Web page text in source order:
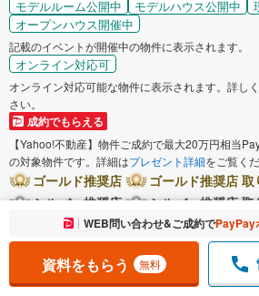
モデルルーム公開中 モデルハウス公開中
オープンハウス開催中
記載のイベントが開催中の物件に表示されます。
オンライン対応可
オンライン対応可能な物件に表示されます。詳し
さい。
成約でもらえる
【Yahoo!不動産】物件ご成約で最大20万円相当
の対象物件です。詳細はプレゼント詳細をご覧くだ
ゴールド推奨店
ゴールド推奨店
シルバー推奨店
シルバー推奨店 取
ブロンズ推奨店
ブロンズ推奨店 取
広告商品を購入している不動産会社のうち、物件
フー不動産における成約実績等、当社所定の基準
実践していると認めた不動産会社（もしくは当該
お気に入りに追加しました。
WEB問い合わせ&ご成約でPayPay
資料をもらう 無料